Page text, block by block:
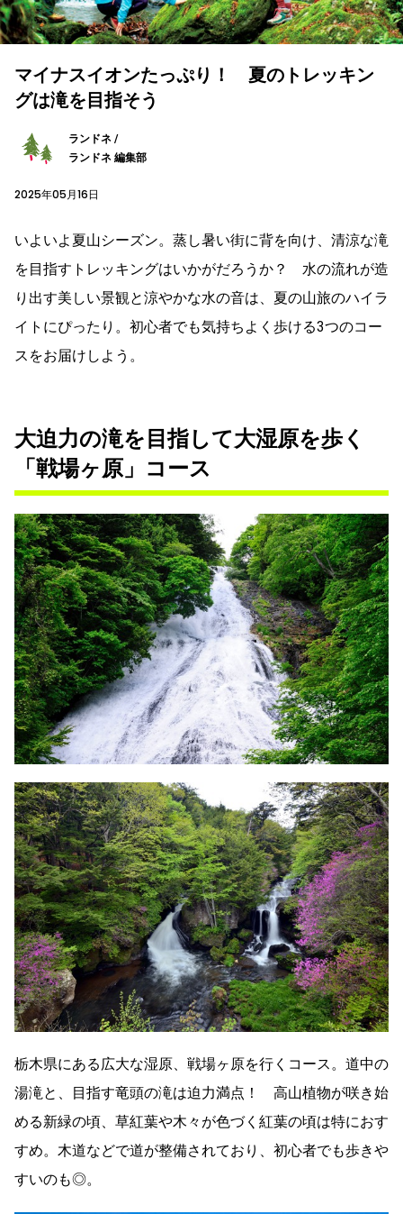
マイナスイオンたっぷり！ 夏のトレッキン
グは滝を目指そう
ランドネ /
ランドネ 編集部
2025年05月16日
いよいよ夏山シーズン。蒸し暑い街に背を向け、清涼な滝
を目指すトレッキングはいかがだろうか？ 水の流れが造
り出す美しい景観と涼やかな水の音は、夏の山旅のハイラ
イトにぴったり。初心者でも気持ちよく歩ける3つのコー
スをお届けしよう。
大迫力の滝を目指して大湿原を歩く
「戦場ヶ原」コース
栃木県にある広大な湿原、戦場ヶ原を行くコース。道中の
湯滝と、目指す竜頭の滝は迫力満点！ 高山植物が咲き始
める新緑の頃、草紅葉や木々が色づく紅葉の頃は特におす
すめ。木道などで道が整備されており、初心者でも歩きや
すいのも◎。